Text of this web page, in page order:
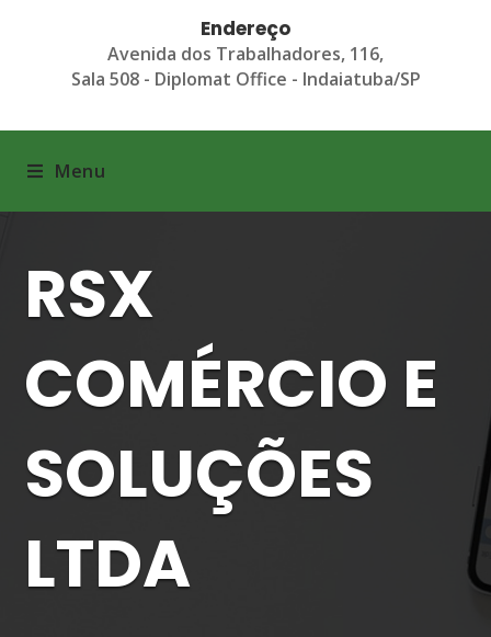
Endereço
Avenida dos Trabalhadores, 116,
Sala 508 - Diplomat Office - Indaiatuba/SP
Menu
RSX
COMÉRCIO E
SOLUÇÕES
LTDA